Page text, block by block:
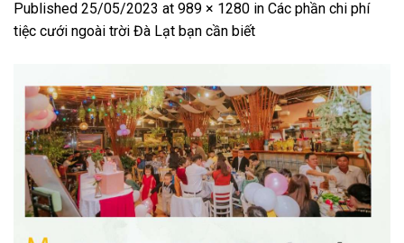
Published 25/05/2023 at 989 × 1280 in Các phần chi phí
tiệc cưới ngoài trời Đà Lạt bạn cần biết